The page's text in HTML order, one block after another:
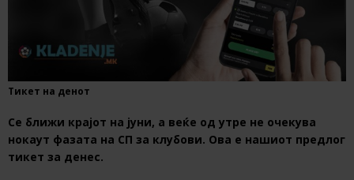
Тикет на денот
Се ближи крајот на јуни, а веќе од утре не очекува
нокаут фазата на СП за клубови. Ова е нашиот предлог
тикет за денес.